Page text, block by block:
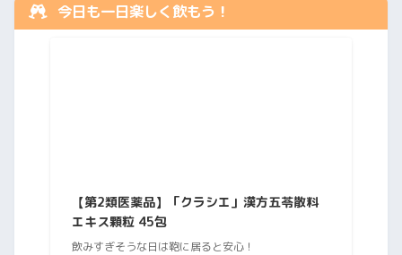
今日も一日楽しく飲もう！
【第2類医薬品】「クラシエ」漢方五苓散料
エキス顆粒 45包
飲みすぎそうな日は鞄に居ると安心！